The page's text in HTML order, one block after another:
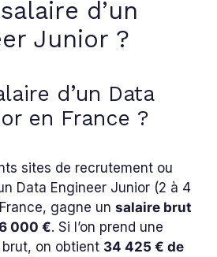
d’un
Junior ?
d’un Data
en France ?
sites de recrutement ou
Data Engineer Junior (2 à 4
gagne un salaire brut
000 €. Si l’on prend une
on obtient 34 425 € de